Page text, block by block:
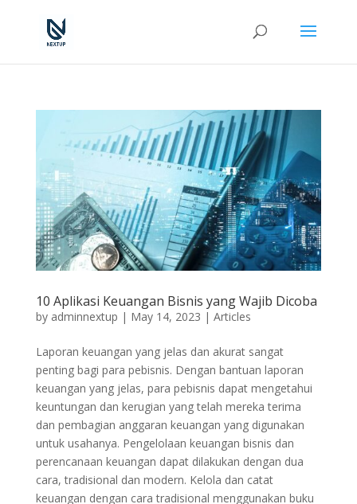
10 Aplikasi Keuangan Bisnis yang Wajib Dicoba
by adminnextup | May 14, 2023 | Articles
Laporan keuangan yang jelas dan akurat sangat
penting bagi para pebisnis. Dengan bantuan laporan
keuangan yang jelas, para pebisnis dapat mengetahui
keuntungan dan kerugian yang telah mereka terima
dan pembagian anggaran keuangan yang digunakan
untuk usahanya. Pengelolaan keuangan bisnis dan
perencanaan keuangan dapat dilakukan dengan dua
cara, tradisional dan modern. Kelola dan catat
keuangan dengan cara tradisional menggunakan buku